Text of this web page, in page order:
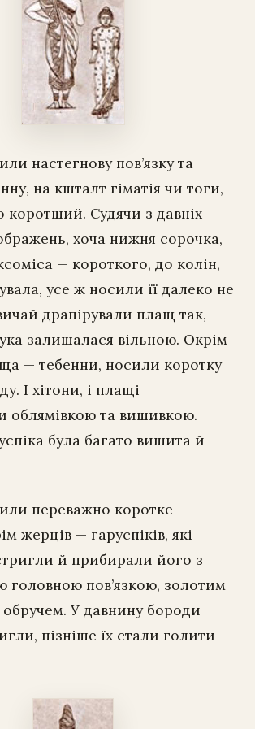
настегнову пов’язку та
на кшталт гіматія чи тоги,
коротший. Судячи з давніх
хоча нижня сорочка,
— короткого, до колін,
усе ж носили її далеко не
драпірували плащ так,
залишалася вільною. Окрім
— тебенни, носили коротку
І хітони, і плащі
облямівкою та вишивкою.
була багато вишита й
переважно коротке
жерців — гаруспіків, які
й прибирали його з
головною пов’язкою, золотим
У давнину бороди
пізніше їх стали голити